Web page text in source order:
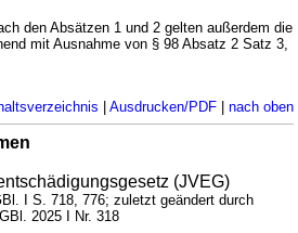
den Absätzen 1 und 2 gelten außerdem die
mit Ausnahme von § 98 Absatz 2 Satz 3,
| Ausdrucken/PDF| nach oben
(JVEG)
I S. 718, 776; zuletzt geändert durch
2025 I Nr. 318